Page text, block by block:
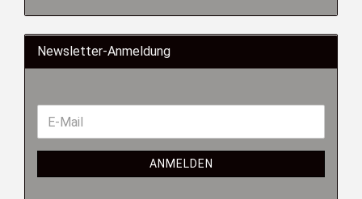
Newsletter-Anmeldung
ANMELDEN